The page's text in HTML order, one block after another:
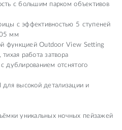
с большим парком объективов
с эффективностью 5 ступеней
мм
функцией Outdoor View Setting
работа затвора
дублированием отснятого
высокой детализации и
уникальных ночных пейзажей